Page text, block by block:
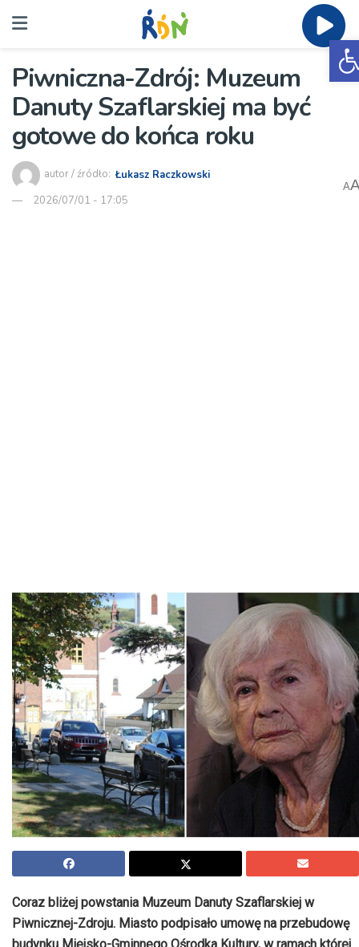
Piwniczna-Zdrój: Muzeum
Danuty Szaflarskiej ma być
gotowe do końca roku
autor / źródło: Łukasz Raczkowski
2026/07/01 - 17:05
A
Coraz bliżej powstania Muzeum Danuty Szaflarskiej w
Piwnicznej-Zdroju. Miasto podpisało umowę na przebudowę